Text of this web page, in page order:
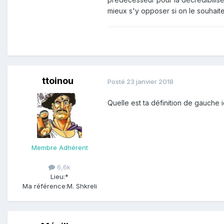
mieux s'y opposer si on le
ttoinou
Membre Adhérent
6,6k
Lieu:*
Ma référence:M. Shkreli
Posté 23 janvier 2018
Quelle est ta définition de gauche